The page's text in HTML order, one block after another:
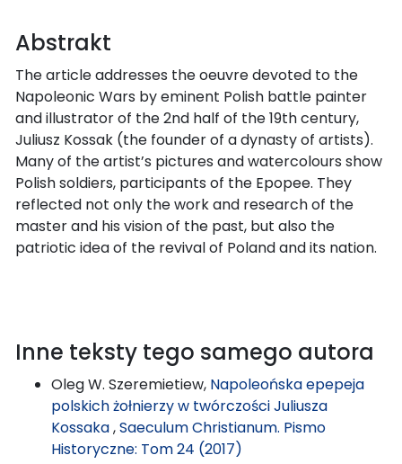
Abstrakt
The article addresses the oeuvre devoted to the
Napoleonic Wars by eminent Polish battle painter
and illustrator of the 2nd half of the 19th century,
Juliusz Kossak (the founder of a dynasty of artists).
Many of the artist’s pictures and watercolours show
Polish soldiers, participants of the Epopee. They
reflected not only the work and research of the
master and his vision of the past, but also the
patriotic idea of the revival of Poland and its nation.
Inne teksty tego samego autora
Oleg W. Szeremietiew, Napoleońska epepeja
polskich żołnierzy w twórczości Juliusza
Kossaka,Saeculum Christianum. Pismo
Historyczne: Tom 24 (2017)